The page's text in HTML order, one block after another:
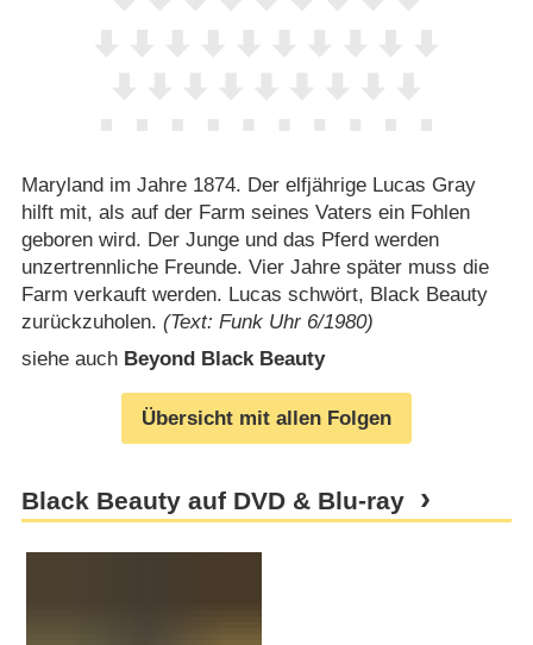
Maryland im Jahre 1874. Der elfjährige Lucas Gray
hilft mit, als auf der Farm seines Vaters ein Fohlen
geboren wird. Der Junge und das Pferd werden
unzertrennliche Freunde. Vier Jahre später muss die
Farm verkauft werden. Lucas schwört, Black Beauty
zurückzuholen. (Text: Funk Uhr 6/1980)
siehe auch Beyond Black Beauty
Übersicht mit allen Folgen
Black Beauty auf DVD & Blu-ray